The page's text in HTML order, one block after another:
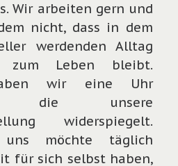
Wir arbeiten gern und
nicht, dass in dem
werdenden Alltag
zum Leben bleibt.
wir eine Uhr
die unsere
widerspiegelt.
möchte täglich
für sich selbst haben,